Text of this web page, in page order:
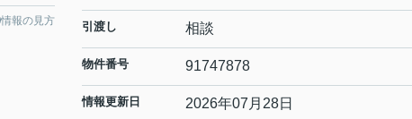
情報の見方 引渡し 相談
物件番号 91747878
情報更新日 2026年07月28日